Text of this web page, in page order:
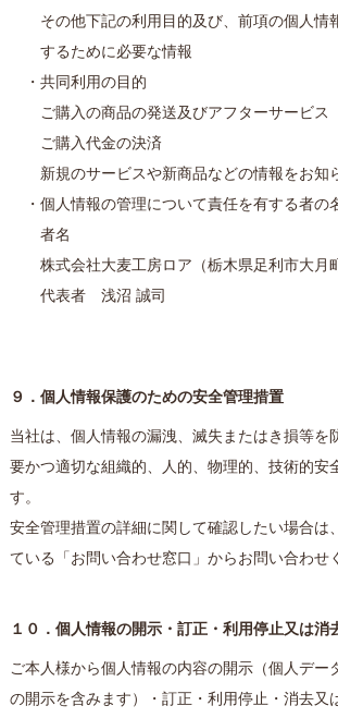
その他下記の利用目的及び、前項の個人情
するために必要な情報
・共同利用の目的
ご購入の商品の発送及びアフターサービス
ご購入代金の決済
新規のサービスや新商品などの情報をお知
・個人情報の管理について責任を有する者の
者名
株式会社大麦工房ロア（栃木県足利市大月
代表者 浅沼 誠司
９．個人情報保護のための安全管理措置
当社は、個人情報の漏洩、滅失またはき損等を
要かつ適切な組織的、人的、物理的、技術的安
す。
安全管理措置の詳細に関して確認したい場合は
ている「お問い合わせ窓口」からお問い合わせ
１０．個人情報の開示・訂正・利用停止又は消
ご本人様から個人情報の内容の開示（個人デー
の開示を含みます）・訂正・利用停止・消去又